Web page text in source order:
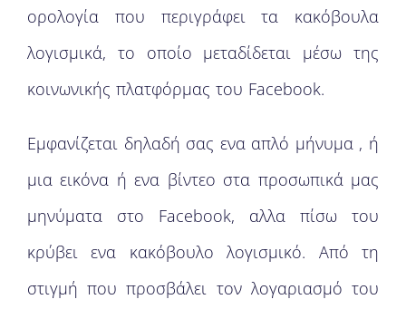
ορολογία που περιγράφει τα κακόβουλα
λογισμικά, το οποίο μεταδίδεται μέσω της
κοινωνικής πλατφόρμας του Facebook.
Εμφανίζεται δηλαδή σας ενα απλό μήνυμα , ή
μια εικόνα ή ενα βίντεο στα προσωπικά μας
μηνύματα στο Facebook, αλλα πίσω του
κρύβει ενα κακόβουλο λογισμικό. Από τη
στιγμή που προσβάλει τον λογαριασμό του